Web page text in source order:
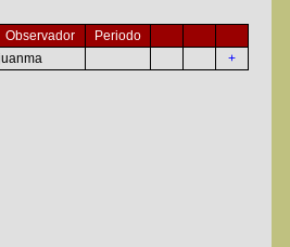
Observador
Periodo
+